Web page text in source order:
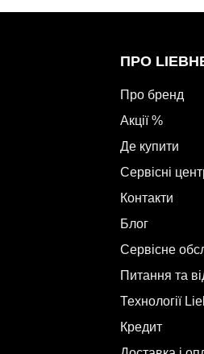
ПРО
Про бренд
Акції %
Де купити
Сервісні
Контакти
Блог
Сервісне
Питання та
Технології
Кредит